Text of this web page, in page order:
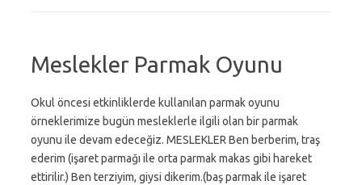
Meslekler Parmak Oyunu
Okul öncesi etkinliklerde kullanılan parmak oyunu
örneklerimize bugün mesleklerle ilgili olan bir parmak
oyunu ile devam edeceğiz. MESLEKLER Ben berberim, traş
ederim (işaret parmağı ile orta parmak makas gibi hareket
ettirilir.) Ben terziyim, giysi dikerim.(baş parmak ile işaret